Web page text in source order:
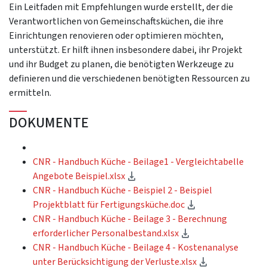
Ein Leitfaden mit Empfehlungen wurde erstellt, der die
Verantwortlichen von Gemeinschaftsküchen, die ihre
Einrichtungen renovieren oder optimieren möchten,
unterstützt. Er hilft ihnen insbesondere dabei, ihr Projekt
und ihr Budget zu planen, die benötigten Werkzeuge zu
definieren und die verschiedenen benötigten Ressourcen zu
ermitteln.
DOKUMENTE
CNR - Handbuch Küche - Beilage1 - Vergleichtabelle
Angebote Beispiel.xlsx
CNR - Handbuch Küche - Beispiel 2 - Beispiel
Projektblatt für Fertigungsküche.doc
CNR - Handbuch Küche - Beilage 3 - Berechnung
erforderlicher Personalbestand.xlsx
CNR - Handbuch Küche - Beilage 4 - Kostenanalyse
unter Berücksichtigung der Verluste.xlsx